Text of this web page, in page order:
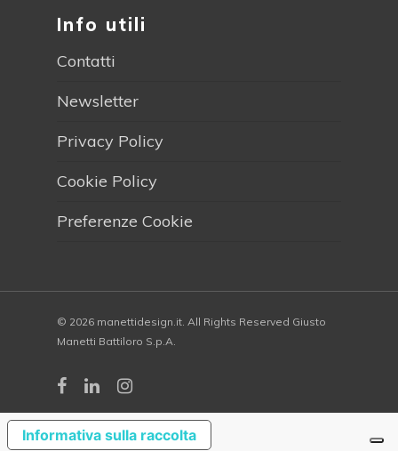
Info utili
Contatti
Newsletter
Privacy Policy
Cookie Policy
Preferenze Cookie
© 2026 manettidesign.it. All Rights Reserved Giusto
Manetti Battiloro S.p.A.
Informativa sulla raccolta